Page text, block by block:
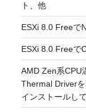
ト、他
ESXi 8.0 Freeで
ESXi 8.0 Freeで
AMD Zen系CPU
Thermal Driver
インストールし